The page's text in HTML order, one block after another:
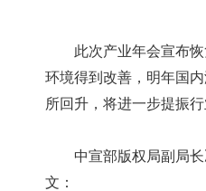
此次产业年会宣布恢
环境得到改善，明年国
所回升，将进一步提振行
中宣部版权局副局长
文：